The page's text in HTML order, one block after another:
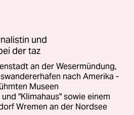
und
der taz
an der Wesermündung,
nach Amerika -
Museen
"Klimahaus" sowie einem
Wremen an der Nordsee